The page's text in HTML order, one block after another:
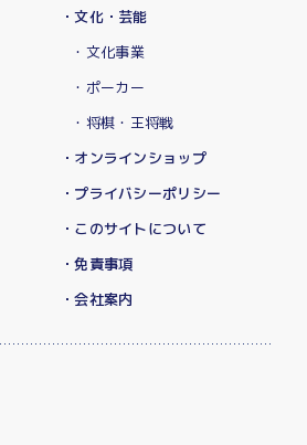
・文化・芸能
・文化事業
・ポーカー
・将棋・王将戦
・オンラインショップ
・プライバシーポリシー
・このサイトについて
・免責事項
・会社案内